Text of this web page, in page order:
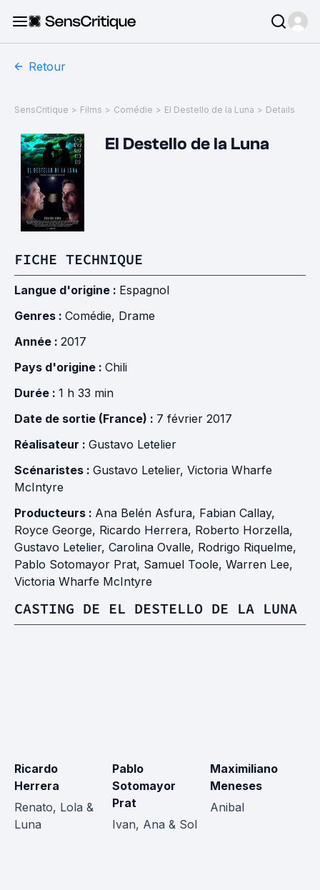
Retour
SensCritique > Films > Comédie > El Destello de la Luna > Details
El Destello de la Luna
FICHE TECHNIQUE
Langue d'origine : Espagnol
Genres : Comédie, Drame
Année : 2017
Pays d'origine : Chili
Durée : 1 h 33 min
Date de sortie (France) : 7 février 2017
Réalisateur : Gustavo Letelier
Scénaristes : Gustavo Letelier, Victoria Wharfe
McIntyre
Producteurs : Ana Belén Asfura, Fabian Callay,
Royce George, Ricardo Herrera, Roberto Horzella,
Gustavo Letelier, Carolina Ovalle, Rodrigo Riquelme,
Pablo Sotomayor Prat, Samuel Toole, Warren Lee,
Victoria Wharfe McIntyre
CASTING DE EL DESTELLO DE LA LUNA
Ricardo
Herrera
Renato, Lola &
Luna
Pablo
Sotomayor
Prat
Ivan, Ana & Sol
Maximiliano
Meneses
Anibal